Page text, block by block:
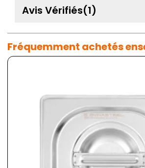
Avis Vérifiés(1)
Fréquemment achetés